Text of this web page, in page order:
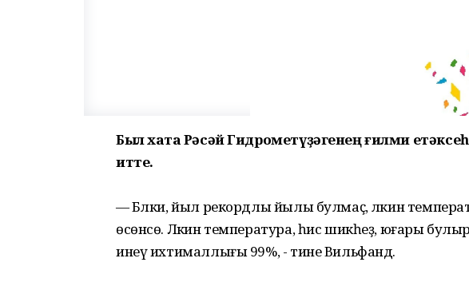
Был хаҡта Рәсәй Гидрометүҙәгенең ғилми
итте.
— Бәлки, йыл рекордлы йылы булмаҫ, ләкин
өсөнсө. Ләкин температура, һис шикһеҙ, юғары
инеү ихтималлығы 99%, - тине Вильфанд.